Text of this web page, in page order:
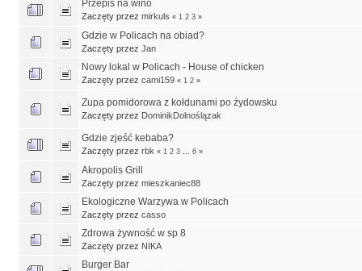
Przepis na wino
Zaczęty przez mirkuls « 1 2 3 »
Gdzie w Policach na obiad?
Zaczęty przez Jan
Nowy lokal w Policach - House of chicken
Zaczęty przez cami159 « 1 2 »
Zupa pomidorowa z kołdunami po źydowsku
Zaczęty przez DominikDolnoślązak
Gdzie zjeść kebaba?
Zaczęty przez rbk « 1 2 3 6 »
Akropolis Grill
Zaczęty przez mieszkaniec88
Ekologiczne Warzywa w Policach
Zaczęty przez casso
Zdrowa żywność w sp 8
Zaczęty przez NIKA
Burger Bar